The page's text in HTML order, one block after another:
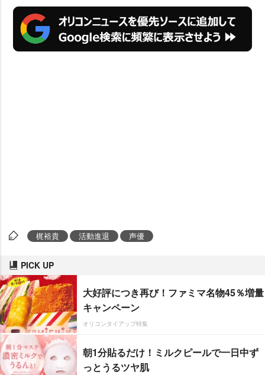
梶裕貴 活動進退 声優
PICK UP
大好評につき再び！ファミマ名物45％増量
キャンペーン
オリコンタイアップ特集
朝1分貼るだけ！ミルクピールで一日中ず
っとうるツヤ肌